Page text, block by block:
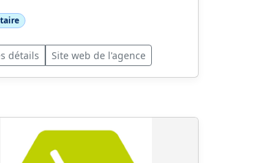
détails Site web de l'agence